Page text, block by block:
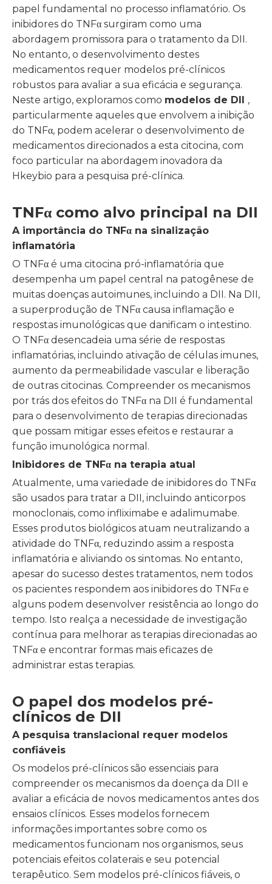
papel fundamental no processo inflamatório. Os
inibidores do TNFα surgiram como uma
abordagem promissora para o tratamento da DII.
No entanto, o desenvolvimento destes
medicamentos requer modelos pré-clínicos
robustos para avaliar a sua eficácia e segurança.
Neste artigo, exploramos como modelos de DII ,
particularmente aqueles que envolvem a inibição
do TNFα, podem acelerar o desenvolvimento de
medicamentos direcionados a esta citocina, com
foco particular na abordagem inovadora da
Hkeybio para a pesquisa pré-clínica.
TNFα como alvo principal na DII
A importância do TNFα na sinalização
inflamatória
O TNFα é uma citocina pró-inflamatória que
desempenha um papel central na patogênese de
muitas doenças autoimunes, incluindo a DII. Na DII,
a superprodução de TNFα causa inflamação e
respostas imunológicas que danificam o intestino.
O TNFα desencadeia uma série de respostas
inflamatórias, incluindo ativação de células imunes,
aumento da permeabilidade vascular e liberação
de outras citocinas. Compreender os mecanismos
por trás dos efeitos do TNFα na DII é fundamental
para o desenvolvimento de terapias direcionadas
que possam mitigar esses efeitos e restaurar a
função imunológica normal.
Inibidores de TNFα na terapia atual
Atualmente, uma variedade de inibidores do TNFα
são usados ​​para tratar a DII, incluindo anticorpos
monoclonais, como infliximabe e adalimumabe.
Esses produtos biológicos atuam neutralizando a
atividade do TNFα, reduzindo assim a resposta
inflamatória e aliviando os sintomas. No entanto,
apesar do sucesso destes tratamentos, nem todos
os pacientes respondem aos inibidores do TNFα e
alguns podem desenvolver resistência ao longo do
tempo. Isto realça a necessidade de investigação
contínua para melhorar as terapias direcionadas ao
TNFα e encontrar formas mais eficazes de
administrar estas terapias.
O papel dos modelos pré-
clínicos de DII
A pesquisa translacional requer modelos
confiáveis
Os modelos pré-clínicos são essenciais para
compreender os mecanismos da doença da DII e
avaliar a eficácia de novos medicamentos antes dos
ensaios clínicos. Esses modelos fornecem
informações importantes sobre como os
medicamentos funcionam nos organismos, seus
potenciais efeitos colaterais e seu potencial
terapêutico. Sem modelos pré-clínicos fiáveis, o